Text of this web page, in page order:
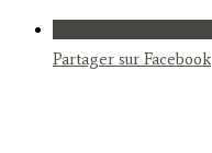
Partager sur Facebook